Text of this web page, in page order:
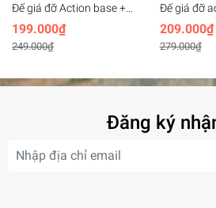
Đế giá đỡ Action base +
SERAPHIM FEATHER
Effect cho Wing Zero MG
MGSD HG RG - DDB
199.000₫
249.000₫
Đế giá đỡ
mica cho
Stargazer
209.000₫
279.000₫
Đăng ký